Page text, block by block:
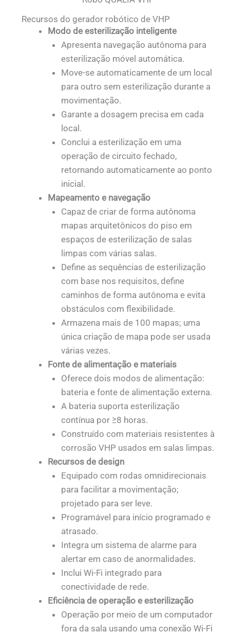
Recursos do gerador robótico de VHP
Modo de esterilização inteligente
Apresenta navegação autônoma para
esterilização móvel automática.
Move-se automaticamente de um local
para outro sem esterilização durante a
movimentação.
Garante a dosagem precisa em cada
local.
Conclui a esterilização em uma
operação de circuito fechado,
retornando automaticamente ao ponto
inicial.
Mapeamento e navegação
Capaz de criar de forma autônoma
mapas arquitetônicos do piso em
espaços de esterilização de salas
limpas com várias salas.
Define as sequências de esterilização
com base nos requisitos, define
caminhos de forma autônoma e evita
obstáculos com flexibilidade.
Armazena mais de 100 mapas; uma
única criação de mapa pode ser usada
várias vezes.
Fonte de alimentação e materiais
Oferece dois modos de alimentação:
bateria e fonte de alimentação externa.
A bateria suporta esterilização
contínua por ≥8 horas.
Construído com materiais resistentes à
corrosão VHP usados em salas limpas.
Recursos de design
Equipado com rodas omnidirecionais
para facilitar a movimentação;
projetado para ser leve.
Programável para início programado e
atrasado.
Integra um sistema de alarme para
alertar em caso de anormalidades.
Inclui Wi-Fi integrado para
conectividade de rede.
Eficiência de operação e esterilização
Operação por meio de um computador
fora da sala usando uma conexão Wi-Fi